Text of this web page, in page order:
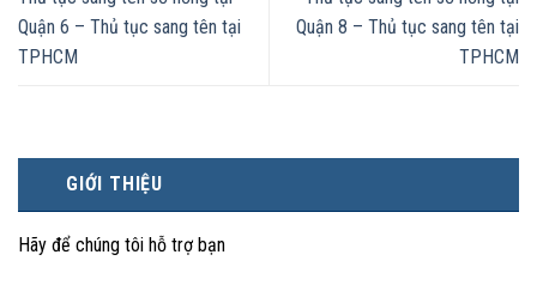
GIỚI THIỆU
Hãy để chúng tôi hỗ trợ bạn
Quận 6 – Thủ tục sang tên tại
TPHCM
Quận 8 – Thủ tục sang tên tại
TPHCM